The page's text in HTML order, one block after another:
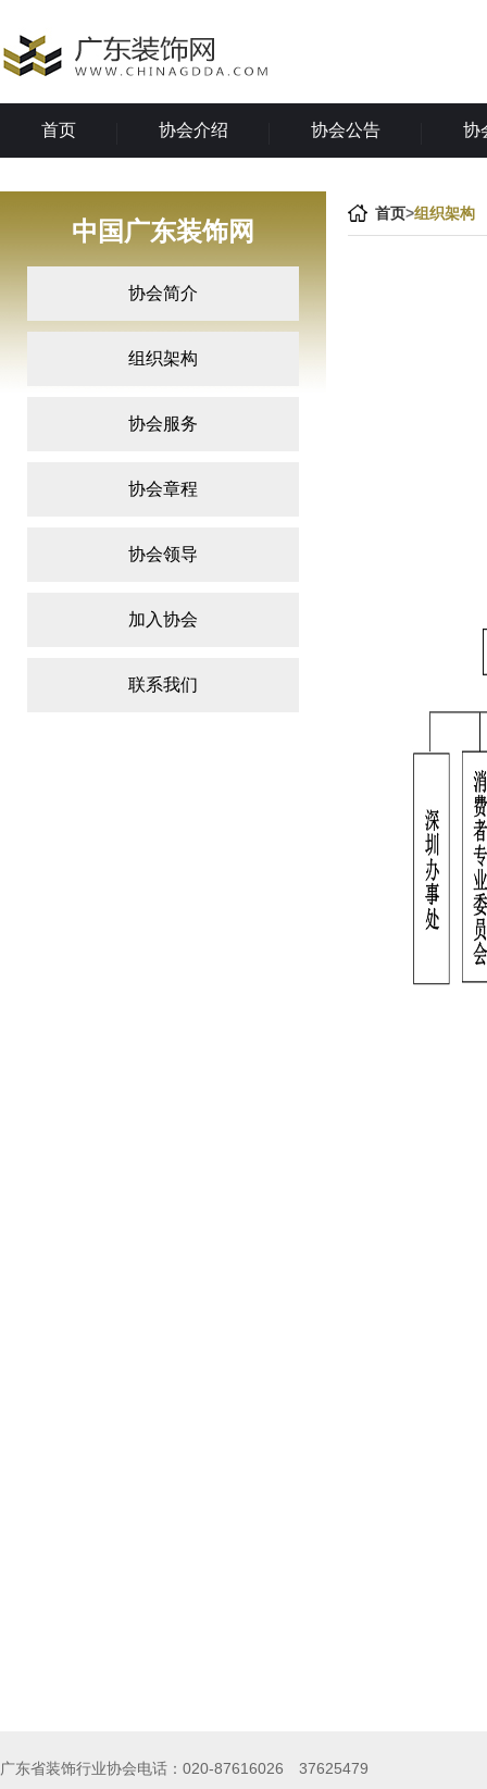
首页 协会介绍 协会公告 协
中国广东装饰网
协会简介
组织架构
协会服务
协会章程
协会领导
加入协会
联系我们
首页>组织架构
广东省装饰行业协会电话：020-87616026 37625479